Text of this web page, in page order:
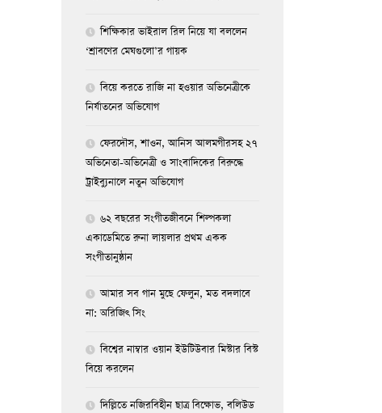
শিক্ষিকার ভাইরাল রিল নিয়ে যা বললেন
‘শ্রাবণের মেঘগুলো’র গায়ক
বিয়ে করতে রাজি না হওয়ার অভিনেত্রীকে
নির্যাতনের অভিযোগ
ফেরদৌস, শাওন, আনিস আলমগীরসহ ২৭
অভিনেতা-অভিনেত্রী ও সাংবাদিকের বিরুদ্ধে
ট্রাইব্যুনালে নতুন অভিযোগ
৬২ বছরের সংগীতজীবনে শিল্পকলা
একাডেমিতে রুনা লায়লার প্রথম একক
সংগীতানুষ্ঠান
আমার সব গান মুছে ফেলুন, মত বদলাবে
না: অরিজিৎ সিং
বিশ্বের নাম্বার ওয়ান ইউটিউবার মিস্টার বিস্ট
বিয়ে করলেন
দিল্লিতে নজিরবিহীন ছাত্র বিক্ষোভ, বলিউড